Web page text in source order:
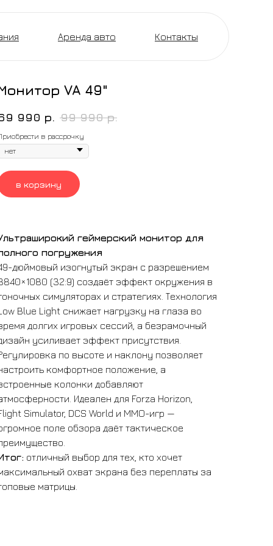
Аренда авто Контакты
VA 49"
990 р. 99 990 р.
в рассрочку
в корзину
геймерский монитор для
погружения
дюймовый изогнутый экран с разрешением
(32:9) создаёт эффект окружения в
симуляторах и стратегиях. Технология
Blue Light снижает нагрузку на глаза во
долгих игровых сессий, а безрамочный
усиливает эффект присутствия.
по высоте и наклону позволяет
комфортное положение, а
колонки добавляют
Идеален для Forza Horizon,
Simulator, DCS World и MMO-игр —
поле обзора даёт тактическое
отличный выбор для тех, кто хочет
охват экрана без переплаты за
матрицы.